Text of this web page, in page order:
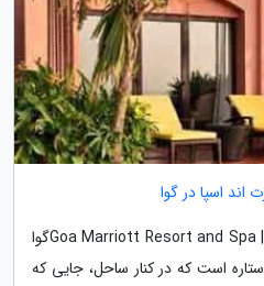
هتل گوا مریوت ریزورت اند اسپا | Goa Marriott Resort and Spaگوا
مریوت ریزورت اند اسپا هتلی 5 ستاره است که در کنار ساحل، جایی که